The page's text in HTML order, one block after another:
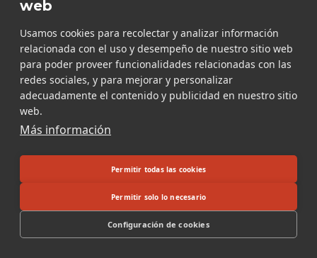
web
Usamos cookies para recolectar y analizar información
relacionada con el uso y desempeño de nuestro sitio web
para poder proveer funcionalidades relacionadas con las
redes sociales, y para mejorar y personalizar
adecuadamente el contenido y publicidad en nuestro sitio
web.
Más información
Permitir todas las cookies
Permitir solo lo necesario
Configuración de cookies
S
Semirremolques
Vehículo diseñado para ser acoplado a un tractor
de semiremolques de manera de transferir a este
Es el lugar designado en una Instalación Portuaria
para atracar o amarrar una embarcación, es decir,